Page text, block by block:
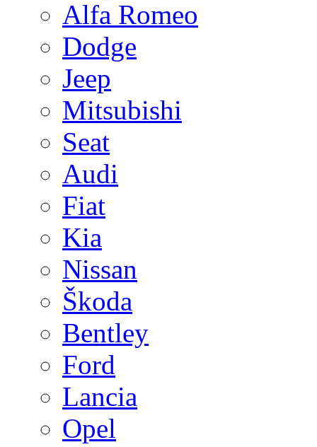
Alfa Romeo
Dodge
Jeep
Mitsubishi
Seat
Audi
Fiat
Kia
Nissan
Škoda
Bentley
Ford
Lancia
Opel